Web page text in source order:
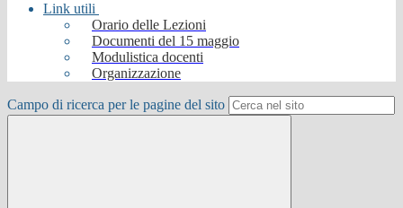
Link utili
Orario delle Lezioni
Documenti del 15 maggio
Modulistica docenti
Organizzazione
Campo di ricerca per le pagine del sito